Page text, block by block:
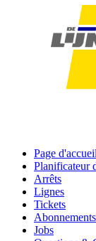
Page d'accueil
Planificateur
Arrêts
Lignes
Tickets
Abonnements
Jobs